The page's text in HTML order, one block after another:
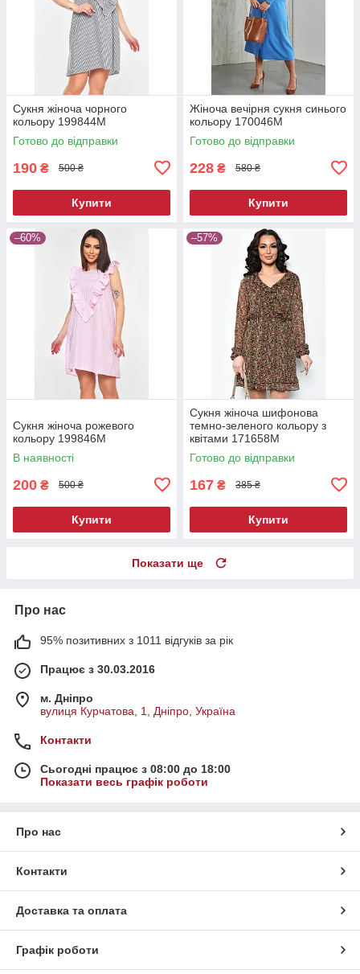
Сукня жіноча чорного
кольору 199844M
Готово до відправки
190 ₴ 500 ₴
Купити
Жіноча вечірня сукня синього
кольору 170046M
Готово до відправки
228 ₴ 580 ₴
Купити
–60%
Сукня жіноча рожевого
кольору 199846M
В наявності
200 ₴ 500 ₴
Купити
–57%
Сукня жіноча шифонова
темно-зеленого кольору з
квітами 171658M
Готово до відправки
167 ₴ 385 ₴
Купити
Показати ще
Про нас
95% позитивних з 1011 відгуків за рік
Працює з 30.03.2016
м. Дніпро
вулиця Курчатова, 1, Дніпро, Україна
Контакти
Сьогодні працює з 08:00 до 18:00
Показати весь графік роботи
Про нас
Контакти
Доставка та оплата
Графік роботи